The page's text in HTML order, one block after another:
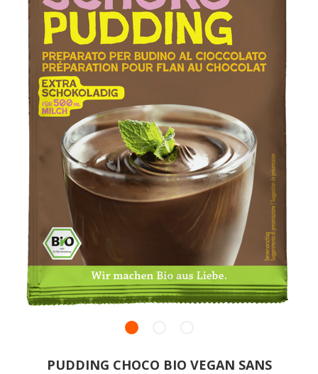
PUDDING CHOCO BIO VEGAN SANS